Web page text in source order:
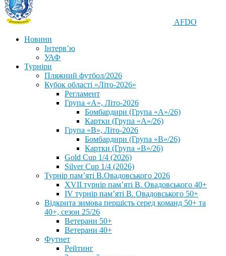
AFDO
Новини
Інтерв’ю
УАФ
Турніри
Пляжний футбол/2026
Кубок області «Літо-2026»
Регламент
Група «А», Літо-2026
Бомбардири (Група «А»/26)
Картки (Група «А»/26)
Група «В», Літо-2026
Бомбардири (Група «В»/26)
Картки (Група «В»/26)
Gold Cup 1/4 (2026)
Silver Cup 1/4 (2026)
Турнір пам’яті В.Овадовського 2026
XVII турнір пам’яті В. Овадовського 40+
IV турнір пам’яті В. Овадовського 50+
Відкрита зимова першість серед команд 50+ та
40+, сезон 25/26
Ветерани 50+
Ветерани 40+
Футнет
Рейтинг